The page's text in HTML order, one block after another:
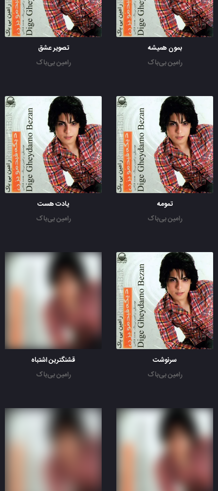
بمون همیشه
رامین بی‌باک
تصویر عشق
رامین بی‌باک
تمومه
رامین بی‌باک
یادت هست
رامین بی‌باک
سرنوشت
رامین بی‌باک
قشنگترین اشتباه
رامین بی‌باک